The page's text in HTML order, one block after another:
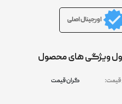
اورجینال اصلی
ویژگی های محصول
قیمت: گران قیمت